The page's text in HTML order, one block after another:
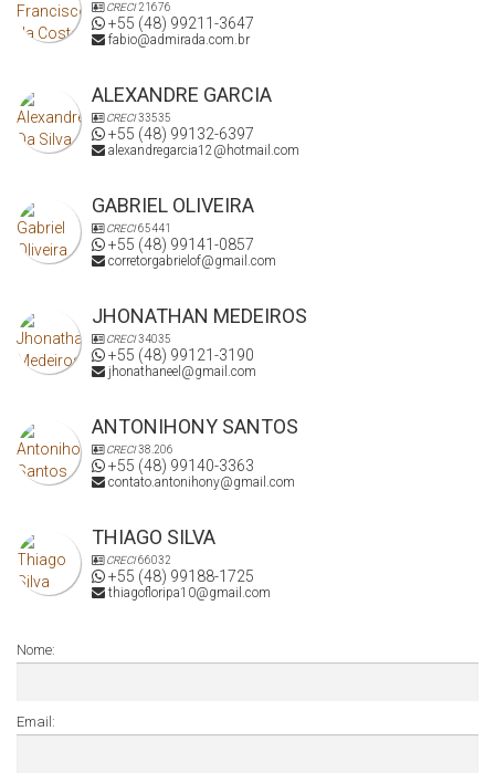
CRECI21676
+55 (48) 99211-3647
fabio@admirada.com.br
ALEXANDRE GARCIA
CRECI33535
+55 (48) 99132-6397
alexandregarcia12@hotmail.com
GABRIEL OLIVEIRA
CRECI65441
+55 (48) 99141-0857
corretorgabrielof@gmail.com
JHONATHAN MEDEIROS
CRECI34035
+55 (48) 99121-3190
jhonathaneel@gmail.com
ANTONIHONY SANTOS
CRECI38.206
+55 (48) 99140-3363
contato.antonihony@gmail.com
THIAGO SILVA
CRECI66032
+55 (48) 99188-1725
thiagofloripa10@gmail.com
Nome:
Email: